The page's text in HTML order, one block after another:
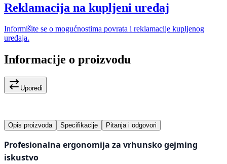
Reklamacija na kupljeni uređaj
Informišite se o mogućnostima povrata i reklamacije kupljenog
uređaja.
Informacije o proizvodu
Uporedi
Opis proizvoda Specifikacije Pitanja i odgovori
Profesionalna ergonomija za vrhunsko gejming
iskustvo